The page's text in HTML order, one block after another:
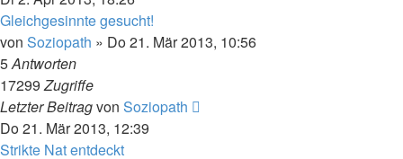
Gleichgesinnte gesucht!
von Soziopath » Do 21. Mär 2013, 10:56
5Antworten
17299Zugriffe
Letzter Beitragvon Soziopath
Do 21. Mär 2013, 12:39
Strikte Nat entdeckt